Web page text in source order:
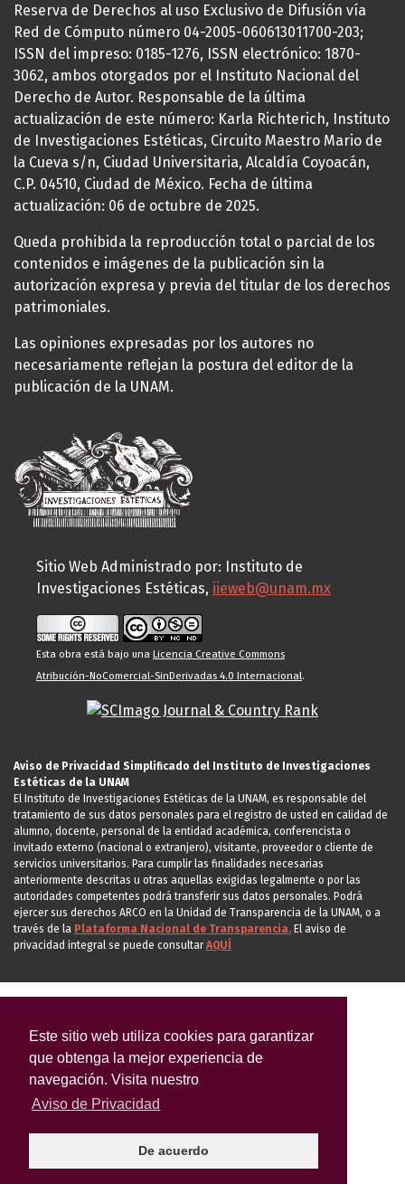
Este sitio web utiliza cookies para garantizar
que obtenga la mejor experiencia de
navegación. Visita nuestro
Aviso de Privacidad
De acuerdo
Reserva de Derechos al uso Exclusivo de Difusión vía
Red de Cómputo número 04-2005-060613011700-203;
ISSN del impreso: 0185-1276, ISSN electrónico: 1870-
3062, ambos otorgados por el Instituto Nacional del
Derecho de Autor. Responsable de la última
actualización de este número: Karla Richterich, Instituto
de Investigaciones Estéticas, Circuito Maestro Mario de
la Cueva s/n, Ciudad Universitaria, Alcaldía Coyoacán,
C.P. 04510, Ciudad de México. Fecha de última
actualización: 06 de octubre de 2025.
Queda prohibida la reproducción total o parcial de los
contenidos e imágenes de la publicación sin la
autorización expresa y previa del titular de los derechos
patrimoniales.
Las opiniones expresadas por los autores no
necesariamente reflejan la postura del editor de la
publicación de la UNAM.
Sitio Web Administrado por: Instituto de
Investigaciones Estéticas, iieweb@unam.mx
Esta obra está bajo una Licencia Creative Commons
Atribución-NoComercial-SinDerivadas 4.0 Internacional.
Aviso de Privacidad Simplificado del Instituto de Investigaciones
Estéticas de la UNAM
El Instituto de Investigaciones Estéticas de la UNAM, es responsable del
tratamiento de sus datos personales para el registro de usted en calidad de
alumno, docente, personal de la entidad académica, conferencista o
invitado externo (nacional o extranjero), visitante, proveedor o cliente de
servicios universitarios. Para cumplir las finalidades necesarias
anteriormente descritas u otras aquellas exigidas legalmente o por las
autoridades competentes podrá transferir sus datos personales. Podrá
ejercer sus derechos ARCO en la Unidad de Transparencia de la UNAM, o a
través de la Plataforma Nacional de Transparencia. El aviso de
privacidad integral se puede consultarAQUÍ